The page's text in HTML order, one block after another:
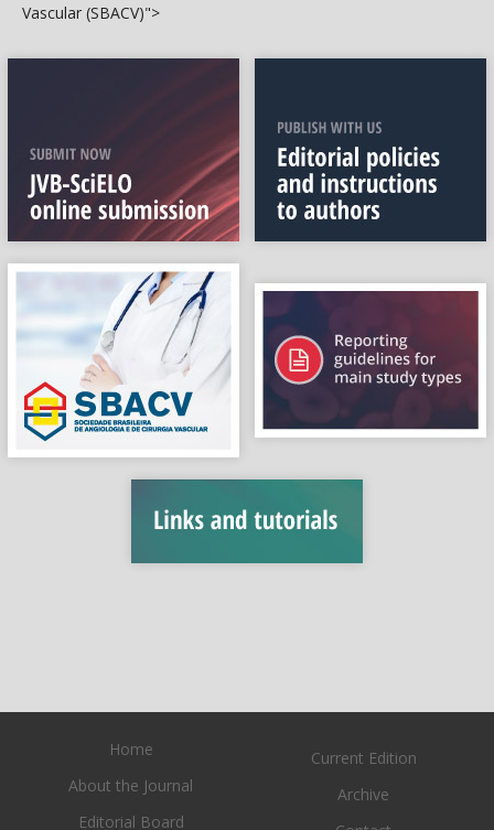
Vascular (SBACV)">
Home
About the Journal
Editorial Board
Current Edition
Archive